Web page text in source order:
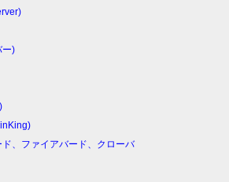
ー)
、ファイアバード、クローバ